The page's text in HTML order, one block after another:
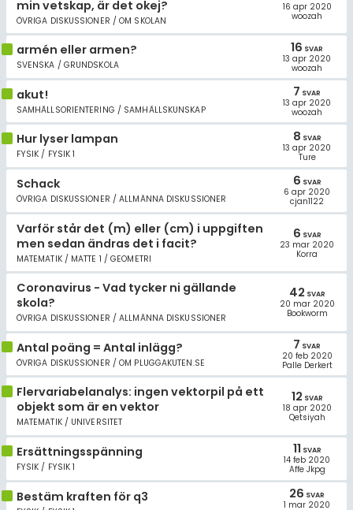
min vetskap, är det okej?
ÖVRIGA DISKUSSIONER / OM SKOLAN
16 apr 2020
woozah
armén eller armen?
SVENSKA / GRUNDSKOLA
16 SVAR
13 apr 2020
woozah
akut!
SAMHÄLLSORIENTERING / SAMHÄLLSKUNSKAP
7 SVAR
13 apr 2020
woozah
Hur lyser lampan
FYSIK / FYSIK 1
8 SVAR
13 apr 2020
Ture
Schack
ÖVRIGA DISKUSSIONER / ALLMÄNNA DISKUSSIONER
6 SVAR
6 apr 2020
cjan1122
Varför står det (m) eller (cm) i uppgiften
men sedan ändras det i facit?
MATEMATIK / MATTE 1 / GEOMETRI
6 SVAR
23 mar 2020
Korra
Coronavirus - Vad tycker ni gällande
skola?
ÖVRIGA DISKUSSIONER / ALLMÄNNA DISKUSSIONER
42 SVAR
20 mar 2020
Bookworm
Antal poäng = Antal inlägg?
ÖVRIGA DISKUSSIONER / OM PLUGGAKUTEN.SE
7 SVAR
20 feb 2020
Palle Derkert
Flervariabelanalys: ingen vektorpil på ett
objekt som är en vektor
MATEMATIK / UNIVERSITET
12 SVAR
18 apr 2020
Qetsiyah
Ersättningsspänning
FYSIK / FYSIK 1
11 SVAR
14 feb 2020
Affe Jkpg
Bestäm kraften för q3 26 SVAR
1 mar 2020